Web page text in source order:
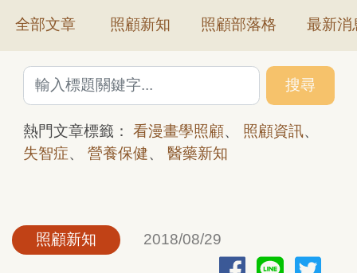
全部文章 照顧新知 照顧部落格 最新消
搜尋
熱門文章標籤： 看漫畫學照顧、 照顧資訊、
失智症、 營養保健、 醫藥新知
照顧新知 2018/08/29